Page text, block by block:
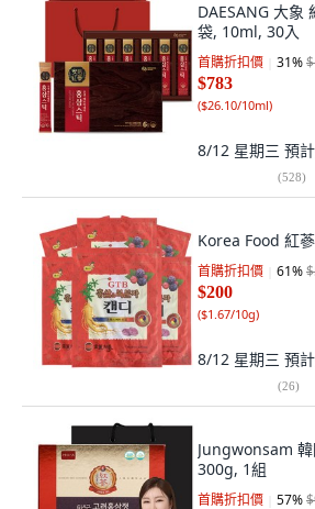
DAESANG 大象
袋, 10ml, 30入
首購折扣價 31%
$783
($26.10/10ml)
8/12 星期三 預
(528)
Korea Food 紅
首購折扣價 61%
$200
($1.67/10g)
8/12 星期三 預
(26)
Jungwonsam
300g, 1組
首購折扣價 57%